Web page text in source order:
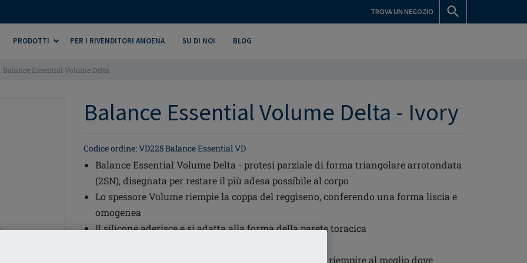
TROVA UN NEGOZIO
PRODOTTI PER I RIVENDITORI AMOENA SU DI NOI BLOG
Balance Essential Volume Delta
Balance Essential Volume Delta - Ivory
Codice ordine: VD225 Balance Essential VD
Balance Essential Volume Delta - protesi parziale di forma triangolare arrotondata
(2SN), disegnata per restare il più adesa possibile al corpo
Lo spessore Volume riempie la coppa del reggiseno, conferendo una forma liscia e
omogenea
Il silicone aderisce e si adatta alla forma della parete toracica
Come tutte le protesi Balance, può essere ruotata per riempire al meglio dove